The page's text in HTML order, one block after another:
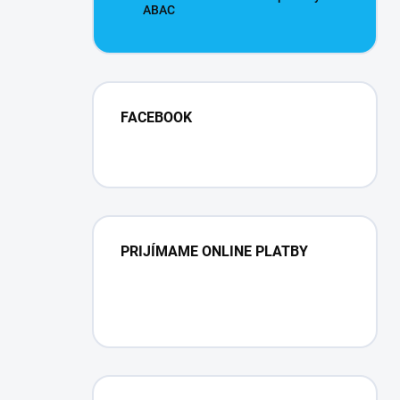
ABAC
FACEBOOK
PRIJÍMAME ONLINE PLATBY